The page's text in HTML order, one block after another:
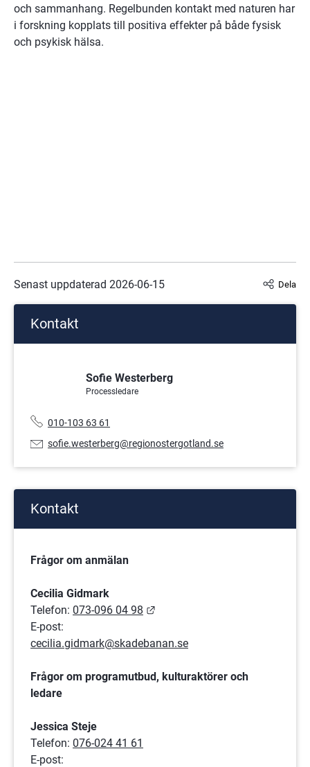
och sammanhang. Regelbunden kontakt med naturen har
i forskning kopplats till positiva effekter på både fysisk
och psykisk hälsa.
Senast uppdaterad 2026-06-15 Dela
Kontakt
Sofie Westerberg
Processledare
Telefonnummer:
010-103 63 61
E-
sofie.westerberg@regionostergotland.se
Kontakt
Frågor om anmälan
Cecilia Gidmark
Telefon: 073-096 04 98
E-post:
cecilia.gidmark@skadebanan.se
Frågor om programutbud, kulturaktörer och
ledare
Jessica Steje
Telefon: 076-024 41 61
E-post: